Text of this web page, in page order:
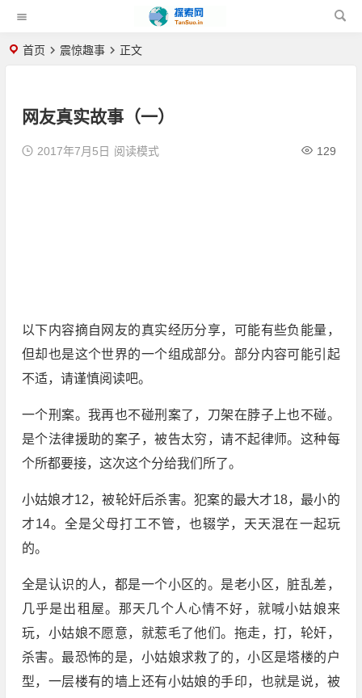
首页 震惊趣事 正文
网友真实故事（一）
2017年7月5日 129
阅读模式
以下内容摘自网友的真实经历分享，可能有些负能量，
但却也是这个世界的一个组成部分。部分内容可能引起
不适，请谨慎阅读吧。
一个刑案。我再也不碰刑案了，刀架在脖子上也不碰。
是个法律援助的案子，被告太穷，请不起律师。这种每
个所都要接，这次这个分给我们所了。
小姑娘才12，被轮奸后杀害。犯案的最大才18，最小的
才14。全是父母打工不管，也辍学，天天混在一起玩
的。
全是认识的人，都是一个小区的。是老小区，脏乱差，
几乎是出租屋。那天几个人心情不好，就喊小姑娘来
玩，小姑娘不愿意，就惹毛了他们。拖走，打，轮奸，
杀害。最恐怖的是，小姑娘求救了的，小区是塔楼的户
型，一层楼有的墙上还有小姑娘的手印，也就是说，被